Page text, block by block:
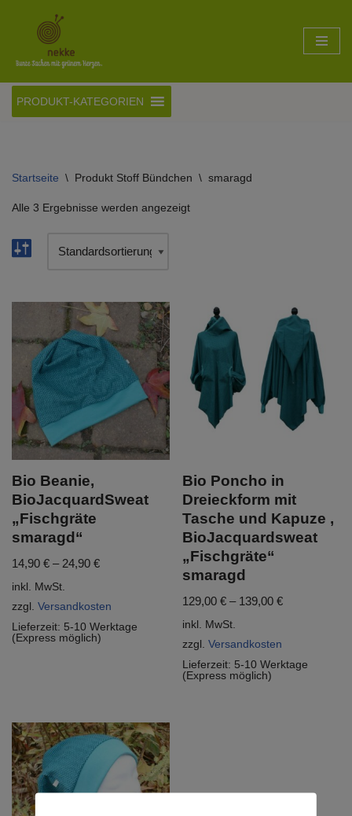
Inhalt
springen
PRODUKT-KATEGORIEN
Startseite \ Produkt Stoff Bündchen \ smaragd
Alle 3 Ergebnisse werden angezeigt
Bio Beanie,
BioJacquardSweat
„Fischgräte
smaragd“
14,90 € – 24,90 €
inkl. MwSt.
zzgl. Versandkosten
Lieferzeit: 5-10 Werktage
(Express möglich)
Bio Poncho in
Dreieckform mit
Tasche und Kapuze ,
BioJacquardsweat
„Fischgräte“
smaragd
129,00€ – 139,00€
inkl. MwSt.
zzgl.Versandkosten
Lieferzeit: 5-10 Werktage
(Express möglich)